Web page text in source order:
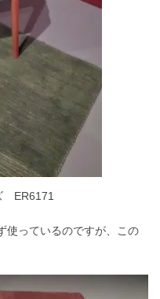
ER6171
使っているのですが、この